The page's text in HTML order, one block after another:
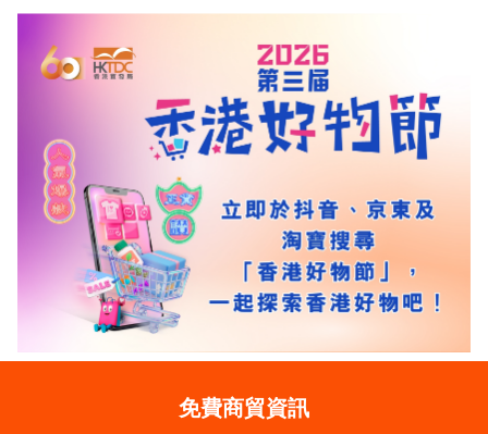
免費商貿資訊